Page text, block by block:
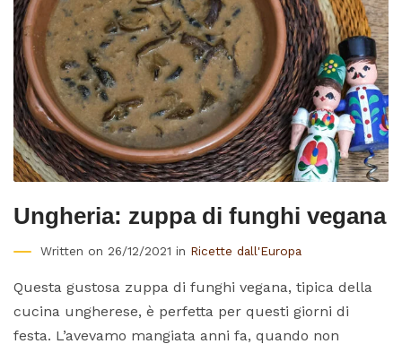
Ungheria: zuppa di funghi vegana
Written on 26/12/2021 in Ricette dall'Europa
Questa gustosa zuppa di funghi vegana, tipica della
cucina ungherese, è perfetta per questi giorni di
festa. L’avevamo mangiata anni fa, quando non